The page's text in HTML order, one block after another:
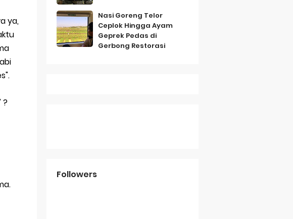
& baterai jumbo
ya,
?
Nasi Goreng Telor
Ceplok Hingga Ayam
Geprek Pedas di
Gerbong Restorasi
Followers